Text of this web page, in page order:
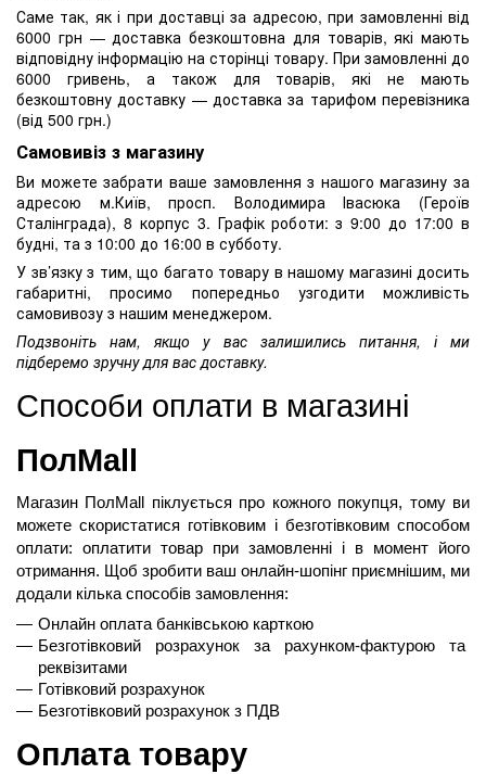
Саме так, як і при доставці за адресою, при замовленні від
6000 грн — доставка безкоштовна для товарів, які мають
відповідну інформацію на сторінці товару. При замовленні до
6000 гривень, а також для товарів, які не мають
безкоштовну доставку — доставка за тарифом перевізника
(від 500 грн.)
Самовивіз з магазину
Ви можете забрати ваше замовлення з нашого магазину за
адресою м.Київ, просп. Володимира Івасюка (Героїв
Сталінграда), 8 корпус 3. Графік роботи: з 9:00 до 17:00 в
будні, та з 10:00 до 16:00 в субботу.
У зв’язку з тим, що багато товару в нашому магазині досить
габаритні, просимо попередньо узгодити можливість
самовивозу з нашим менеджером.
Подзвоніть нам, якщо у вас залишились питання, і ми
підберемо зручну для вас доставку.
Способи оплати в магазині
ПолMall
Магазин ПолMall
піклується про кожного покупця, тому ви
можете скористатися готівковим і безготівковим способом
оплати: оплатити товар при замовленні і в момент його
отримання. Щоб зробити ваш онлайн-шопінг приємнішим, ми
додали кілька способів замовлення:
Онлайн оплата банківською карткою
Безготівковий розрахунок за рахунком-фактурою та
реквізитами
Готівковий розрахунок
Безготівковий розрахунок з ПДВ
Оплата товару